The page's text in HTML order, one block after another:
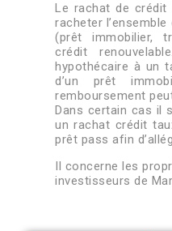
Le rachat de
racheter
(prêt immobilier,
crédit
hypothécaire à un
d’un prêt
remboursement
Dans certain cas il
un rachat crédit
prêt pass afin
Il concerne les
investisseurs de